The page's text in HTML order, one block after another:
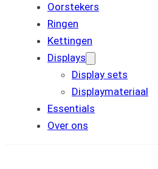
Oorstekers
Ringen
Kettingen
Displays
Display sets
Displaymateriaal
Essentials
Over ons